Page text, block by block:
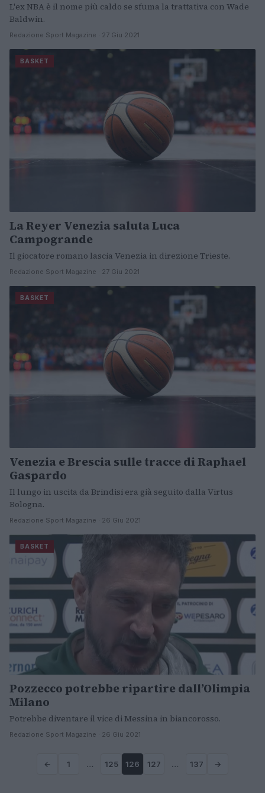
L'ex NBA è il nome più caldo se sfuma la trattativa con Wade
Baldwin.
Redazione Sport Magazine · 27 Giu 2021
BASKET
La Reyer Venezia saluta Luca
Campogrande
Il giocatore romano lascia Venezia in direzione Trieste.
Redazione Sport Magazine · 27 Giu 2021
BASKET
Venezia e Brescia sulle tracce di Raphael
Gaspardo
Il lungo in uscita da Brindisi era già seguito dalla Virtus
Bologna.
Redazione Sport Magazine · 26 Giu 2021
BASKET
Pozzecco potrebbe ripartire dall’Olimpia
Milano
Potrebbe diventare il vice di Messina in biancorosso.
Redazione Sport Magazine · 26 Giu 2021
← 1 … 125 126 127 … 137 →